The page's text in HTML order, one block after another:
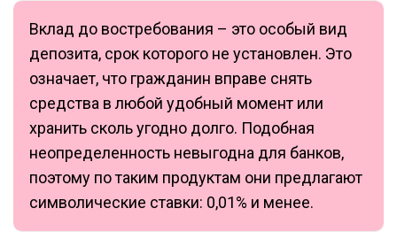
Вклад до востребования – это особый вид
депозита, срок которого не установлен. Это
означает, что гражданин вправе снять
средства в любой удобный момент или
хранить сколь угодно долго. Подобная
неопределенность невыгодна для банков,
поэтому по таким продуктам они предлагают
символические ставки: 0,01% и менее.